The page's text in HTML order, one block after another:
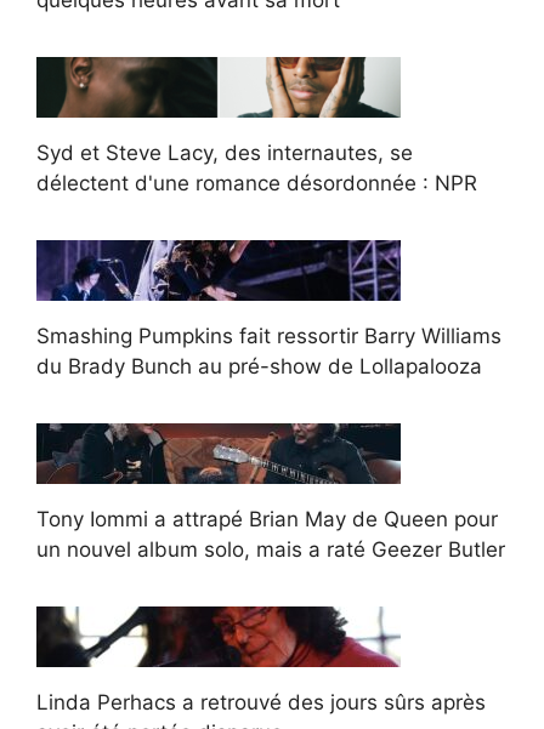
Syd et Steve Lacy, des internautes, se
délectent d'une romance désordonnée : NPR
Smashing Pumpkins fait ressortir Barry Williams
du Brady Bunch au pré-show de Lollapalooza
Tony Iommi a attrapé Brian May de Queen pour
un nouvel album solo, mais a raté Geezer Butler
Linda Perhacs a retrouvé des jours sûrs après